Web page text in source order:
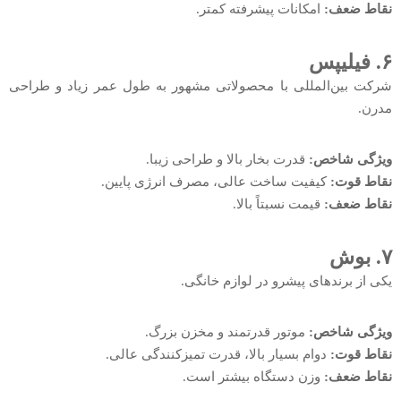
نقاط ضعف: امکانات پیشرفته کمتر.
۶. فیلیپس
شرکت بین‌المللی با محصولاتی مشهور به طول عمر زیاد و طراحی
مدرن.
ویژگی شاخص: قدرت بخار بالا و طراحی زیبا.
نقاط قوت: کیفیت ساخت عالی، مصرف انرژی پایین.
نقاط ضعف: قیمت نسبتاً بالا.
۷. بوش
یکی از برندهای پیشرو در لوازم خانگی.
ویژگی شاخص: موتور قدرتمند و مخزن بزرگ.
نقاط قوت: دوام بسیار بالا، قدرت تمیزکنندگی عالی.
نقاط ضعف: وزن دستگاه بیشتر است.